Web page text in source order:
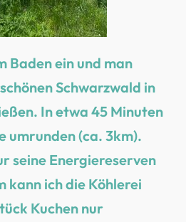
Baden ein und man
Schwarzwald in
In etwa 45 Minuten
umrunden (ca. 3km).
seine Energiereserven
kann ich die Köhlerei
Kuchen nur